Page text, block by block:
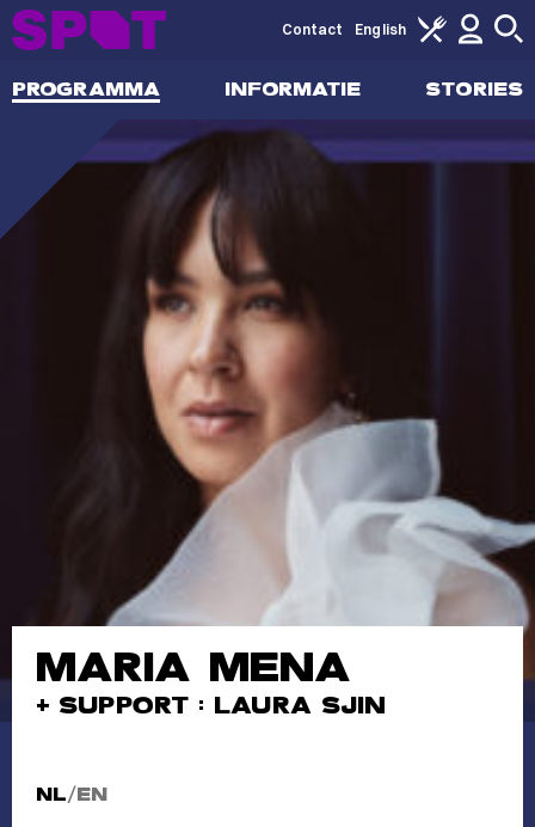
PROGRAMMA INFORMATIE STORIES
Contact English
MARIA MENA
+ SUPPORT : LAURA SJIN
NL/EN